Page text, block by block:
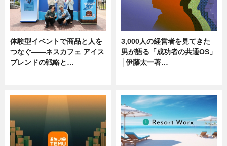
体験型イベントで商品と人を
つなぐ――ネスカフェ アイス
ブレンドの戦略と…
3,000人の経営者を見てきた
男が語る「成功者の共通OS」
│伊藤太一著…